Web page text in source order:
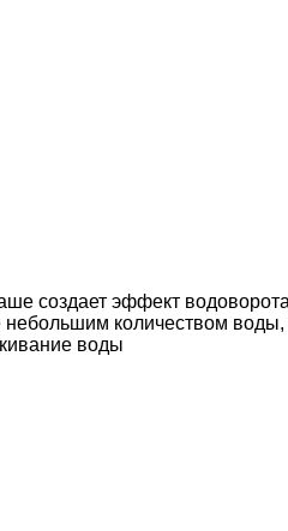
создает эффект
количеством
воды